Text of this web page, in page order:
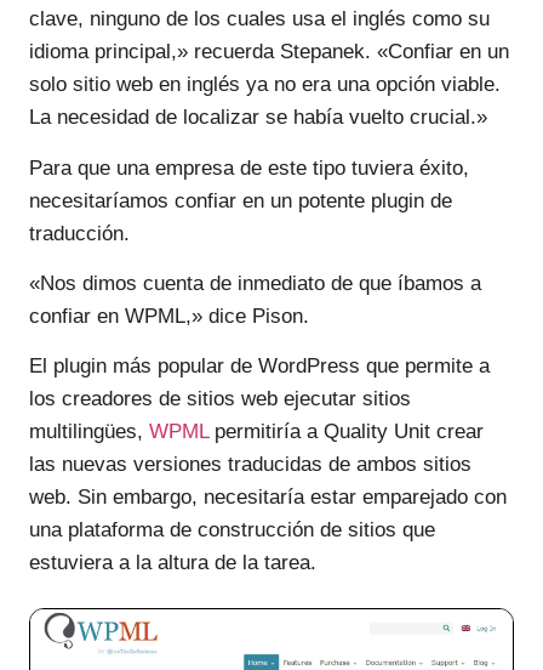
clave, ninguno de los cuales usa el inglés como su
idioma principal,» recuerda Stepanek. «Confiar en un
solo sitio web en inglés ya no era una opción viable.
La necesidad de localizar se había vuelto crucial.»
Para que una empresa de este tipo tuviera éxito,
necesitaríamos confiar en un potente plugin de
traducción.
«Nos dimos cuenta de inmediato de que íbamos a
confiar en WPML,» dice Pison.
El plugin más popular de WordPress que permite a
los creadores de sitios web ejecutar sitios
multilingües, WPMLpermitiría a Quality Unit crear
las nuevas versiones traducidas de ambos sitios
web. Sin embargo, necesitaría estar emparejado con
una plataforma de construcción de sitios que
estuviera a la altura de la tarea.